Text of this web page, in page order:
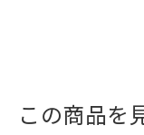
この商品を